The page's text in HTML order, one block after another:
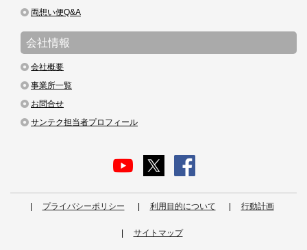
両想い便Q&A
会社情報
会社概要
事業所一覧
お問合せ
サンテク担当者プロフィール
プライバシーポリシー 利用目的について 行動計画
サイトマップ